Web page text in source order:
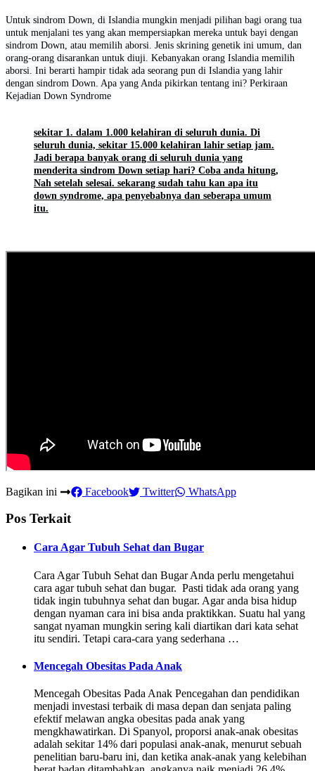
Untuk sindrom Down, di Islandia mungkin menjadi pilihan bagi orang tua
untuk menjalani tes yang akan mempersiapkan mereka untuk bayi dengan
sindrom Down, atau memilih aborsi. Jenis skrining genetik ini umum, dan
orang-orang disarankan untuk diuji. Kebanyakan orang Islandia memilih
aborsi. Ini berarti hampir tidak ada seorang pun di Islandia yang lahir
dengan sindrom Down. Apa yang Anda pikirkan tentang ini? Perkiraan
Kejadian Down Syndrome
sekitar 1. dalam 1.000 kelahiran di seluruh dunia. Di
seluruh dunia, sekitar 15.000 kelahiran lahir setiap jam.
Jadi berapa banyak orang di seluruh dunia yang
menderita sindrom Down setiap hari? Coba anda hitung,
Nah setelah selesai. sekarang sudah tahu kan apa itu
down syndrome, apa penyebabnya dan seberapa umum
itu.
Bagikan ini Facebook Twitter WhatsApp
Pos Terkait
Cara Agar Tubuh Sehat dan Bugar
Cara Agar Tubuh Sehat dan Bugar Anda perlu mengetahui
cara agar tubuh sehat dan bugar. Pasti tidak ada orang yang
tidak ingin tubuhnya sehat dan bugar. Agar anda bisa hidup
dengan nyaman cara ini bisa anda praktikkan. Suatu hal yang
sangat nyaman mungkin sering kali diartikan dari kata sehat
itu sendiri. Tetapi cara-cara yang sederhana …
Mencegah Obesitas Pada Anak
Mencegah Obesitas Pada Anak Pencegahan dan pendidikan
menjadi investasi terbaik di masa depan dan senjata paling
efektif melawan angka obesitas pada anak yang
mengkhawatirkan. Di Spanyol, proporsi anak-anak obesitas
adalah sekitar 14% dari populasi anak-anak, menurut sebuah
penelitian baru-baru ini, dan ketika anak-anak yang kelebihan